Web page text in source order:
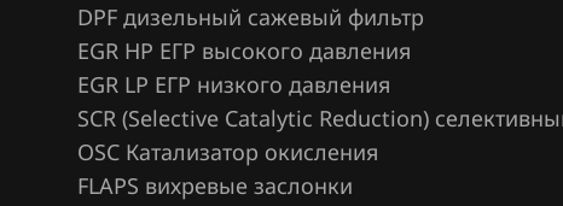
Changan
Chenglong
Chery
Chevrolet
Bosch MED9.5.x
Bosch MG1CA811
Bosch MG1CS001
DPF дизельный сажевый фильтр
EGR HP ЕГР высокого давления
EGR LP ЕГР низкого давления
SCR (Selective Catalytic Reduction)
OSC Катализатор окисления
FLAPS вихревые заслонки